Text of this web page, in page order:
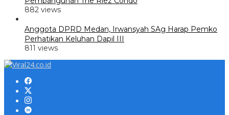
882 views
Anggota DPRD Medan, Irwansyah SAg Harap Pemko
Perhatikan Keluhan Dapil III
811 views